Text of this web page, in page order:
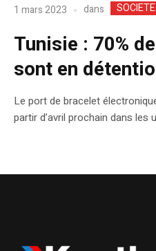
1 mars 2023 dans SOCIETE
Tunisie : 70%
sont en
Le port de bracelet
partir d’avril prochain dans les